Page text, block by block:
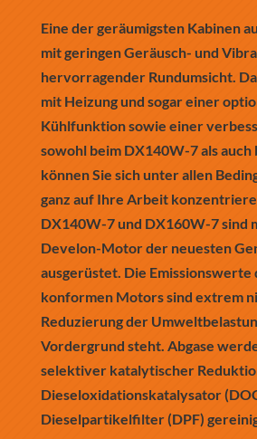
Eine der geräumigsten Kabinen
mit geringen Geräusch- und
hervorragender Rundumsicht.
mit Heizung und sogar einer
Kühlfunktion sowie einer
sowohl beim DX140W-7 als
können Sie sich unter allen
ganz auf Ihre Arbeit
DX140W-7 und DX160W-7 sind
Develon-Motor der neuesten
ausgerüstet. Die Emissionswerte
konformen Motors sind extrem
Reduzierung der
Vordergrund steht. Abgase
selektiver katalytischer
Dieseloxidationskatalysator
Dieselpartikelfilter (DPF)